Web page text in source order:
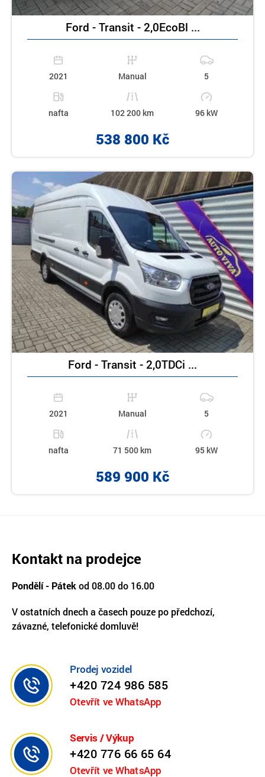
Ford - Transit - 2,0EcoBl ...
2021 Manual 5
nafta 102 200 km 96 kW
538 800 Kč
Ford - Transit - 2,0TDCi ...
2021 Manual 5
nafta 71 500 km 95 kW
589 900 Kč
Kontakt na prodejce
Pondělí - Pátek od 08.00 do 16.00
V ostatních dnech a časech pouze po předchozí,
závazné, telefonické domluvě!
Prodej vozidel
+420 724 986 585
Otevřít ve WhatsApp
Servis / Výkup
+420 776 66 65 64
Otevřít ve WhatsApp